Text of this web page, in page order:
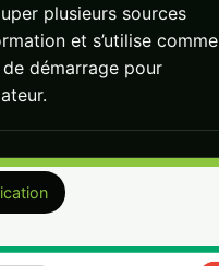
plusieurs sources
et s’utilise comme
démarrage pour